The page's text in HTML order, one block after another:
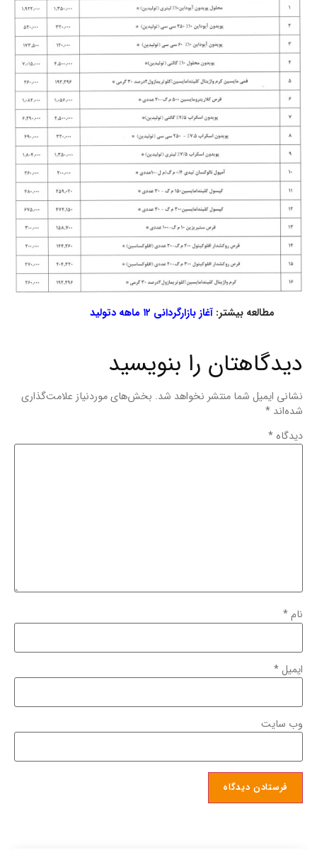
مطالعه بیشتر: آغاز بازارگردانی ۱۲ ماهه دتولید
دیدگاهتان را بنویسید
نشانی ایمیل شما منتشر نخواهد شد. بخش‌های موردنیاز علامت‌گذاری
شده‌اند *
دیدگاه *
نام*
ایمیل*
وب‌ سایت